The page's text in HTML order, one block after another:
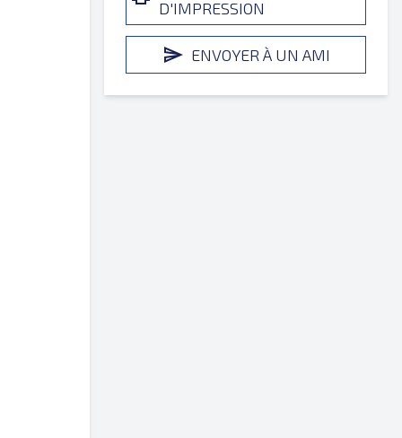
D'IMPRESSION
ENVOYER À UN AMI